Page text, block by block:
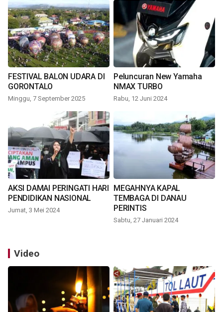
FESTIVAL BALON UDARA DI
GORONTALO
Minggu, 7 September 2025
Peluncuran New Yamaha
NMAX TURBO
Rabu, 12 Juni 2024
AKSI DAMAI PERINGATI HARI
PENDIDIKAN NASIONAL
Jumat, 3 Mei 2024
MEGAHNYA KAPAL
TEMBAGA DI DANAU
PERINTIS
Sabtu, 27 Januari 2024
Video